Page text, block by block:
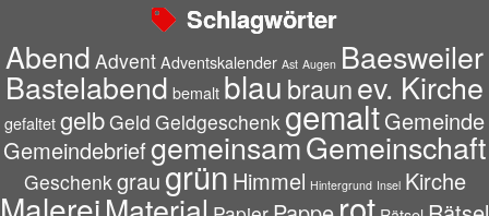
Schlagwörter
Abend AdventAdventskalender Ast Augen Baesweiler
Bastelabend bemalt blau braunev. Kirche
gefaltetgelbGeld Geldgeschenk gemaltGemeinde
GemeindebriefgemeinsamGemeinschaft
Geschenkgraugrün Himmel Hintergrund Insel Kirche